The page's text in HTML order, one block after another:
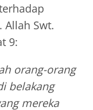
Allah Swt.
9:
orang-orang
belakang
mereka